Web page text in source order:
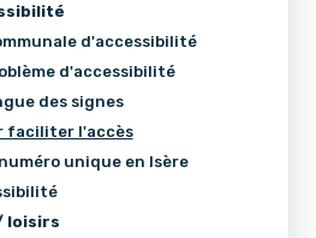
d'accessibilité
d'accessibilité
des signes
faciliter l'accès
unique en Isère
loisirs